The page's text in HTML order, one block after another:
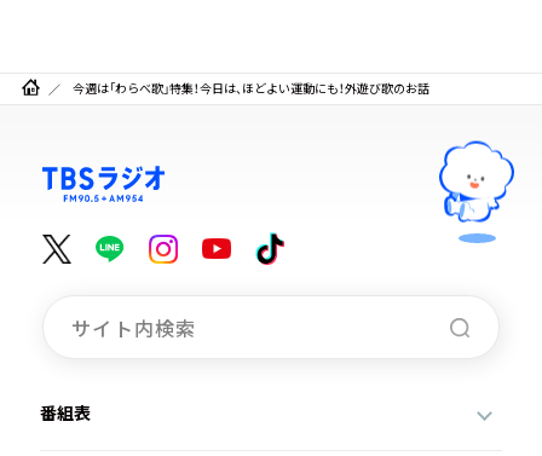
今週は「わらべ歌」特集！今日は、ほどよい運動にも！外遊び歌のお話
番組表